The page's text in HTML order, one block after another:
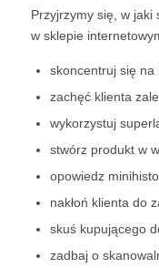
Przyjrzymy się, w jaki
w sklepie
skoncentruj się na
zachęć klienta
wykorzystuj
stwórz produkt w
opowiedz
nakłoń klienta do
skuś kupującego
zadbaj o